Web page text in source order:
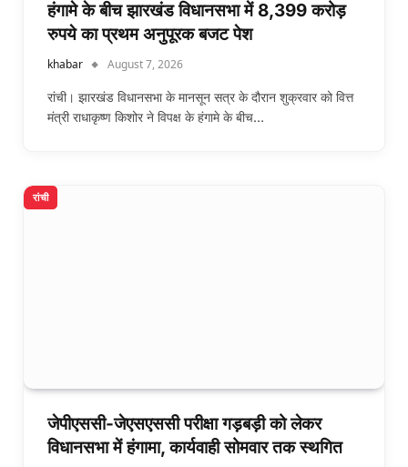
हंगामे के बीच झारखंड विधानसभा में 8,399 करोड़
रुपये का प्रथम अनुपूरक बजट पेश
khabar August 7, 2026
रांची। झारखंड विधानसभा के मानसून सत्र के दौरान शुक्रवार को वित्त
मंत्री राधाकृष्ण किशोर ने विपक्ष के हंगामे के बीच…
रांची
जेपीएससी-जेएसएससी परीक्षा गड़बड़ी को लेकर
विधानसभा में हंगामा, कार्यवाही सोमवार तक स्थगित